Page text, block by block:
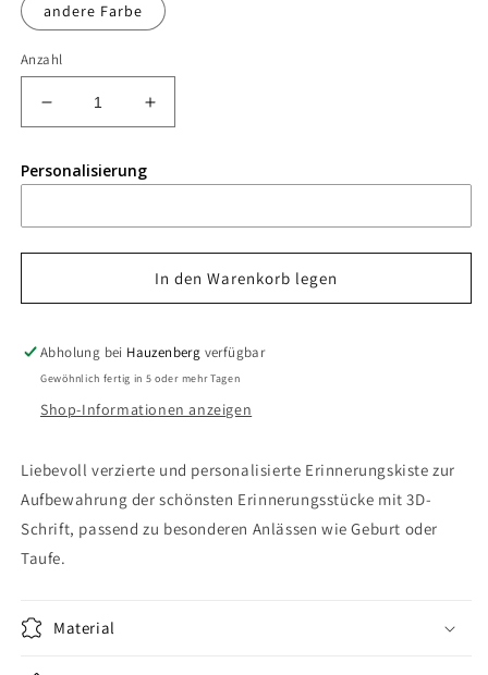
andere Farbe
Anzahl
Verringere
die
für
-
Name
Erhöhe
die
für
-
Name
3D
Personalisierung
In den Warenkorb legen
Abholung bei Hauzenberg verfügbar
Gewöhnlich fertig in 5 oder mehr Tagen
Shop-Informationen anzeigen
Liebevoll verzierte und personalisierte Erinnerungskiste zur
Aufbewahrung der schönsten Erinnerungsstücke mit 3D-
Schrift, passend zu besonderen Anlässen wie Geburt oder
Taufe.
Material